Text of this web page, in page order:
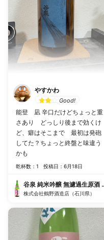
やすかわ
Good!
能登 凪 辛口だけどちょっと重
さあり どっしり後まで効くけ
ど、癖はそこまで 最初は発砲
してた？ちょっと終盤と味違う
かも
乾杯数：1 投稿日：6月18日
谷泉 純米吟醸 無濾過生原酒
株式会社鶴野酒造店（石川県）